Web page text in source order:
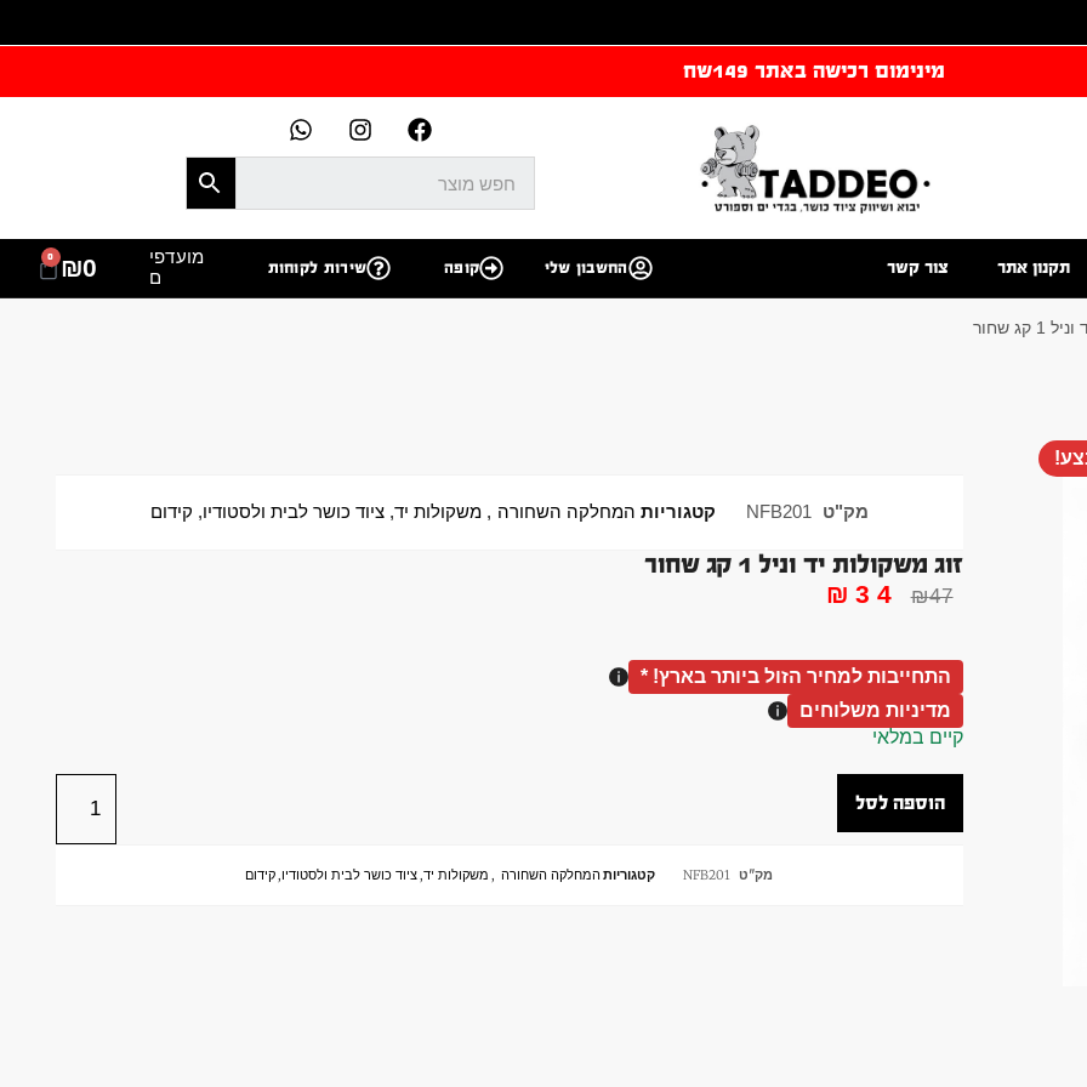
מינימום רכישה באתר 149שח
תקנון אתר צור קשר החשבון שלי קופה שירות לקוחות
מועדפי
ם
₪0
0
שחור
מק"ט NFB201 קטגוריות המחלקה השחורה ,משקולות יד,ציוד כושר לבית ולסטודיו, קידום
זוג משקולות יד וניל 1 קג שחור
₪47
₪34
התחייבות למחיר הזול ביותר בארץ! *
מדיניות משלוחים
קיים במלאי
הוספה לסל
מק"ט NFB201 קטגוריותהמחלקה השחורה , משקולות יד,ציוד כושר לבית ולסטודיו,קידום